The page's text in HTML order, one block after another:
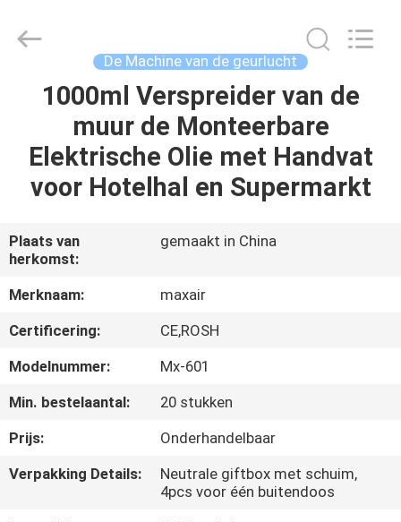
HUIS
PRODUCTEN
ONS
FABRIEKSREIS
KWALITEITSCONTROLE
CONTACTEER
ONS
Industrial
De Machine van de geurlucht
1000ml Verspreider van de
muur de Monteerbare
Elektrische Olie met Handvat
voor Hotelhal en Supermarkt
Plaats van
herkomst:
gemaakt in China
Merknaam:
maxair
Certificering:
CE,ROSH
Modelnummer:
Mx-601
Min. bestelaantal:
20 stukken
Prijs:
Onderhandelbaar
Verpakking Details:
Neutrale giftbox met schuim,
4pcs voor één buitendoos